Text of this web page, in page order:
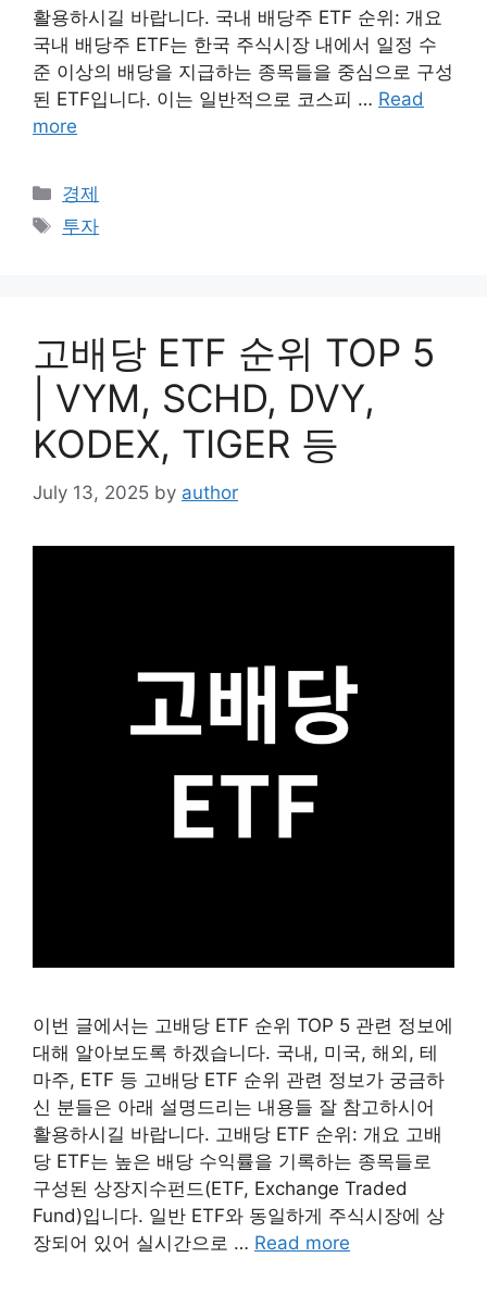
활용하시길 바랍니다. 국내 배당주 ETF 순위: 개요
국내 배당주 ETF는 한국 주식시장 내에서 일정 수
준 이상의 배당을 지급하는 종목들을 중심으로 구성
된 ETF입니다. 이는 일반적으로 코스피 … Read
more
Categories
경제
Tags
투자
고배당 ETF 순위 TOP 5
| VYM, SCHD, DVY,
KODEX, TIGER 등
July 13, 2025 by author
이번 글에서는 고배당 ETF 순위 TOP 5 관련 정보에
대해 알아보도록 하겠습니다. 국내, 미국, 해외, 테
마주, ETF 등 고배당 ETF 순위 관련 정보가 궁금하
신 분들은 아래 설명드리는 내용들 잘 참고하시어
활용하시길 바랍니다. 고배당 ETF 순위: 개요 고배
당 ETF는 높은 배당 수익률을 기록하는 종목들로
구성된 상장지수펀드(ETF, Exchange Traded
Fund)입니다. 일반 ETF와 동일하게 주식시장에 상
장되어 있어 실시간으로 … Read more